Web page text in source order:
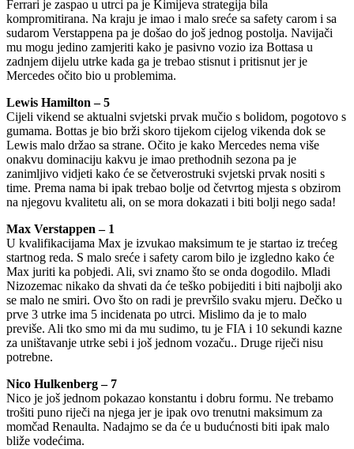
Ferrari je zaspao u utrci pa je Kimijeva strategija bila
kompromitirana. Na kraju je imao i malo sreće sa safety carom i sa
sudarom Verstappena pa je došao do još jednog postolja. Navijači
mu mogu jedino zamjeriti kako je pasivno vozio iza Bottasa u
zadnjem dijelu utrke kada ga je trebao stisnut i pritisnut jer je
Mercedes očito bio u problemima.
Lewis Hamilton – 5
Cijeli vikend se aktualni svjetski prvak mučio s bolidom, pogotovo s
gumama. Bottas je bio brži skoro tijekom cijelog vikenda dok se
Lewis malo držao sa strane. Očito je kako Mercedes nema više
onakvu dominaciju kakvu je imao prethodnih sezona pa je
zanimljivo vidjeti kako će se četverostruki svjetski prvak nositi s
time. Prema nama bi ipak trebao bolje od četvrtog mjesta s obzirom
na njegovu kvalitetu ali, on se mora dokazati i biti bolji nego sada!
Max Verstappen – 1
U kvalifikacijama Max je izvukao maksimum te je startao iz trećeg
startnog reda. S malo sreće i safety carom bilo je izgledno kako će
Max juriti ka pobjedi. Ali, svi znamo što se onda dogodilo. Mladi
Nizozemac nikako da shvati da će teško pobijediti i biti najbolji ako
se malo ne smiri. Ovo što on radi je prevršilo svaku mjeru. Dečko u
prve 3 utrke ima 5 incidenata po utrci. Mislimo da je to malo
previše. Ali tko smo mi da mu sudimo, tu je FIA i 10 sekundi kazne
za uništavanje utrke sebi i još jednom vozaču.. Druge riječi nisu
potrebne.
Nico Hulkenberg – 7
Nico je još jednom pokazao konstantu i dobru formu. Ne trebamo
trošiti puno riječi na njega jer je ipak ovo trenutni maksimum za
momčad Renaulta. Nadajmo se da će u budućnosti biti ipak malo
bliže vodećima.